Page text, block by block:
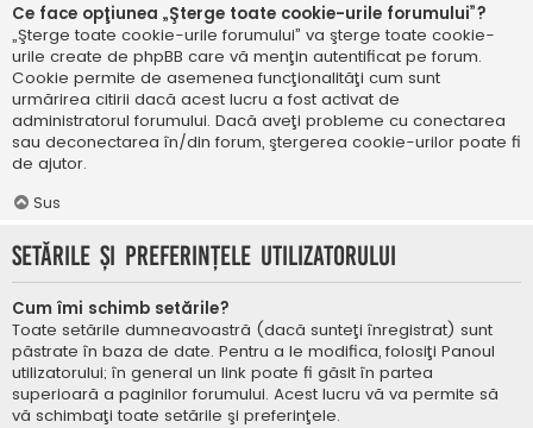
Ce face opţiunea „Şterge toate cookie-urile forumului”?
„Şterge toate cookie-urile forumului” va şterge toate cookie-
urile create de phpBB care vă menţin autentificat pe forum.
Cookie permite de asemenea funcţionalităţi cum sunt
urmărirea citirii dacă acest lucru a fost activat de
administratorul forumului. Dacă aveţi probleme cu conectarea
sau deconectarea în/din forum, ştergerea cookie-urilor poate fi
de ajutor.
Sus
Setările şi preferinţele utilizatorului
Cum îmi schimb setările?
Toate setările dumneavoastră (dacă sunteţi înregistrat) sunt
păstrate în baza de date. Pentru a le modifica, folosiţi Panoul
utilizatorului; în general un link poate fi găsit în partea
superioară a paginilor forumului. Acest lucru vă va permite să
vă schimbaţi toate setările şi preferinţele.